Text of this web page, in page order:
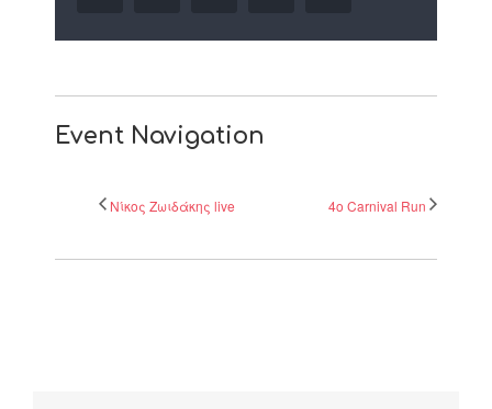
Event Navigation
Νίκος Ζωιδάκης live 4o Carnival Run